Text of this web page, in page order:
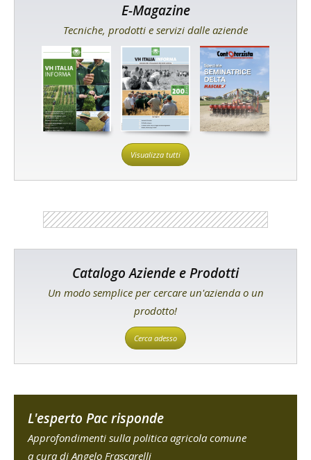
E-Magazine
Tecniche, prodotti e servizi dalle aziende
Visualizza tutti
Catalogo Aziende e Prodotti
Un modo semplice per cercare un'azienda o un
prodotto!
Cerca adesso
L'esperto Pac risponde
Approfondimenti sulla politica agricola comune
a cura di Angelo Frascarelli